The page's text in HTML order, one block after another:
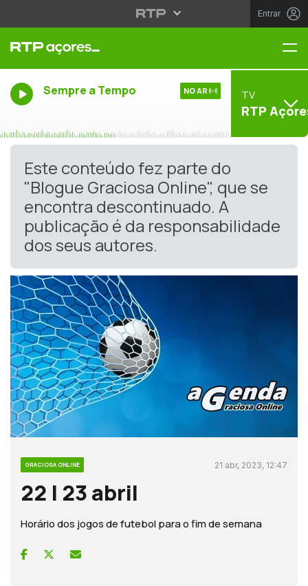
Entrar
Sempre a Tempo NO AR TV
RTP
Este conteúdo fez parte do
"Blogue Graciosa Online", que se
encontra descontinuado. A
publicação é da responsabilidade
dos seus autores.
GRACIOSA ONLINE 21 abr, 2023, 12:47
22 | 23 abril
Horário dos jogos de futebol para o fim de semana